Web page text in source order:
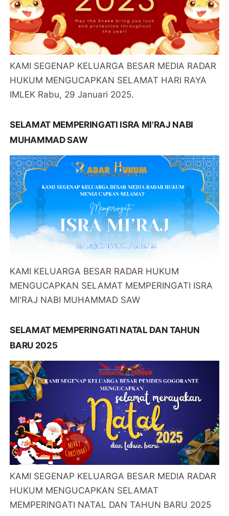
KAMI SEGENAP KELUARGA BESAR MEDIA RADAR
HUKUM MENGUCAPKAN SELAMAT HARI RAYA
IMLEK Rabu, 29 Januari 2025.
SELAMAT MEMPERINGATI ISRA MI'RAJ NABI
MUHAMMAD SAW
KAMI KELUARGA BESAR RADAR HUKUM
MENGUCAPKAN SELAMAT MEMPERINGATI ISRA
MI'RAJ NABI MUHAMMAD SAW
SELAMAT MEMPERINGATI NATAL DAN TAHUN
BARU 2025
KAMI SEGENAP KELUARGA BESAR MEDIA RADAR
HUKUM MENGUCAPKAN SELAMAT
MEMPERINGATI NATAL DAN TAHUN BARU 2025